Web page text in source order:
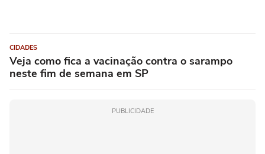
CIDADES
Veja como fica a vacinação contra o sarampo
neste fim de semana em SP
PUBLICIDADE